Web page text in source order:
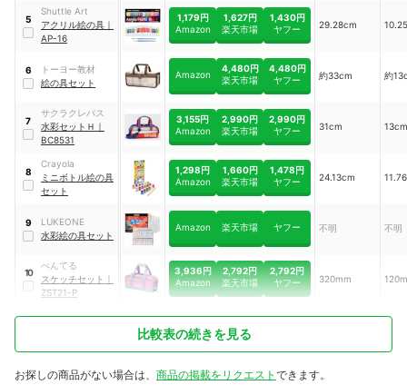
5
Shuttle Art
アクリル絵の具 ｜
AP-16
1,179円
Amazon
1,627円
楽天市場
1,430円
ヤフー
29.28cm
6
トーヨー教材
絵の具セット
Amazon
4,480円
楽天市場
4,480円
ヤフー
約33cm 約
7
サクラクレパス
水彩セットＨ ｜
BC8531
3,155円
Amazon
2,990円
楽天市場
2,990円
ヤフー
31cm 13cm
8
Crayola
ミニボトル絵の具
セット
1,298円
Amazon
1,660円
楽天市場
1,478円
ヤフー
24.13cm
9
LUKEONE
水彩絵の具セット
Amazon 楽天市場 ヤフー 不明 不明
10
ぺんてる
スケッチセット ｜
ZST21-P
3,936円
Amazon
2,792円
楽天市場
2,792円
ヤフー
320mm
比較表の続きを見る
お探しの商品がない場合は、 商品の掲載をリクエスト できます。